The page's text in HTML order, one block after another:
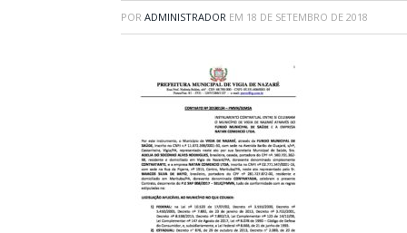
POR ADMINISTRADOR EM 18 DE SETEMBRO DE 2018